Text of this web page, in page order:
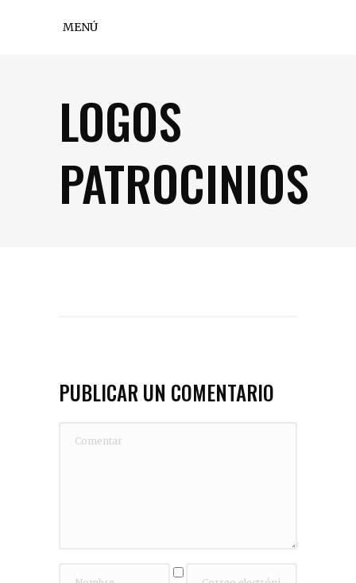
MENÚ
LOGOS
PATROCINIOS
PUBLICAR UN COMENTARIO